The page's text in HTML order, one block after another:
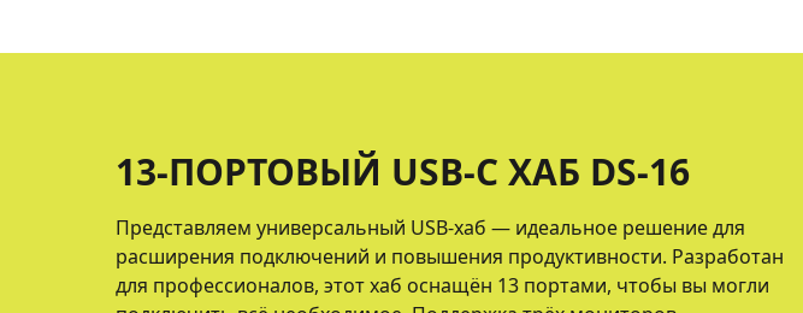
13-ПОРТОВЫЙ USB-C ХАБ DS-16
Представляем универсальный USB-хаб — идеальное решение для
расширения подключений и повышения продуктивности. Разработан
для профессионалов, этот хаб оснащён 13 портами, чтобы вы могли